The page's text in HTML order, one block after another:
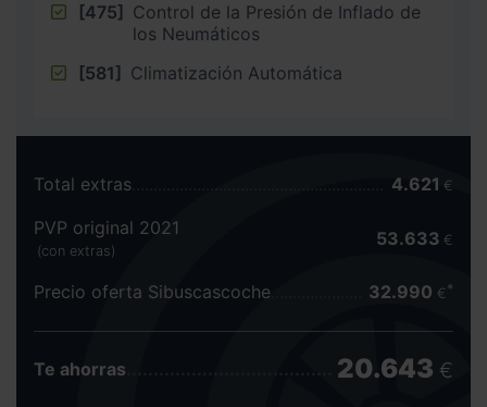
[475] Control de la Presión de Inflado de
los Neumáticos
[581] Climatización Automática
Total extras 4.621 €
PVP original 2021
(con extras)
53.633 €
Precio oferta Sibuscascoche 32.990 €
Te ahorras 20.643 €